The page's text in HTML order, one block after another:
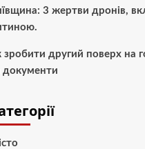
3 жертви дронів,
зробити другий поверх на
документи